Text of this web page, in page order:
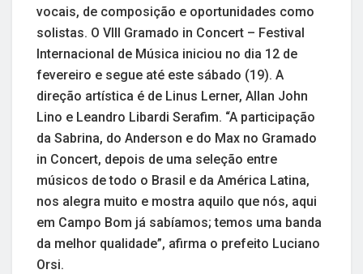
vocais, de composição e oportunidades como
solistas. O VIII Gramado in Concert – Festival
Internacional de Música iniciou no dia 12 de
fevereiro e segue até este sábado (19). A
direção artística é de Linus Lerner, Allan John
Lino e Leandro Libardi Serafim. “A participação
da Sabrina, do Anderson e do Max no Gramado
in Concert, depois de uma seleção entre
músicos de todo o Brasil e da América Latina,
nos alegra muito e mostra aquilo que nós, aqui
em Campo Bom já sabíamos; temos uma banda
da melhor qualidade”, afirma o prefeito Luciano
Orsi.